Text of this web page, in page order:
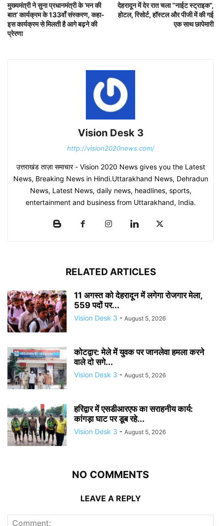
मुख्यमंत्री ने सुना प्रधानमंत्री के ‘मन की
बात’ कार्यक्रम के 133वाँ संस्करण, कहा-
इस कार्यक्रम से मिलती है आगे बढ़ने की
प्रेरणा
देहरादून में देर रात चला “नाईट स्ट्राइक”,
होटल, रिसोर्ट, हॉस्टल और पीजी में की गई
एक साथ छापेमारी
Vision Desk 3
http://vision2020news.com/
उत्तराखंड ताज़ा समाचार - Vision 2020 News gives you the Latest
News, Breaking News in Hindi.Uttarakhand News, Dehradun
News, Latest News, daily news, headlines, sports,
entertainment and business from Uttarakhand, India.
RELATED ARTICLES
11 अगस्त को देहरादून में लगेगा रोजगार मेला,
559 पदों पर...
Vision Desk 3 - August 5, 2026
कोटद्वार: मेले में युवक पर जानलेवा हमला करने
वाले दो सगे...
Vision Desk 3 - August 5, 2026
हरिद्वार में एसडीआरएफ का सराहनीय कार्य:
कांगड़ा घाट पर डूब रहे...
Vision Desk 3 - August 5, 2026
NO COMMENTS
LEAVE A REPLY